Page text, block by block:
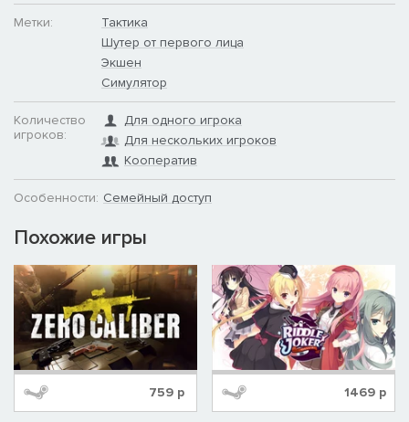
Метки:
Тактика
Шутер от первого лица
Экшен
Симулятор
Количество
игроков:
Для одного игрока
Для нескольких игроков
Кооператив
Особенности: Семейный доступ
Похожие игры
759 р 1469р